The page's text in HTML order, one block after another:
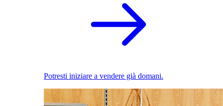
Potresti iniziare a vendere già domani.